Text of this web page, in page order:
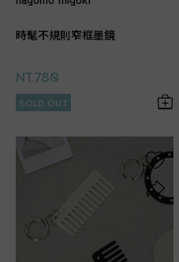
時髦不規則窄框墨鏡
NT.780
SOLD OUT